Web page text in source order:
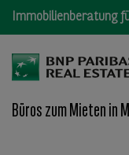
Immobilienberatung
Büros zum Mieten in